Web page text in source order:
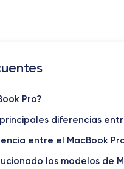
Pro?
diferencias
entre el MacBook
los modelos de